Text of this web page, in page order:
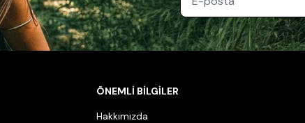
ÖNEMLİ BİLGİLER
Hakkımızda